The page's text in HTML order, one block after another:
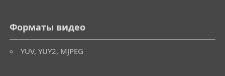
Форматы видео
YUV, YUY2, MJPEG